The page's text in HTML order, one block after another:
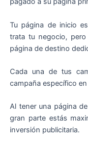
Tu página de inicio
trata tu negocio,
página de destino
Cada una de tus
campaña específico
Al tener una página
gran parte estás
inversión publicitaria.